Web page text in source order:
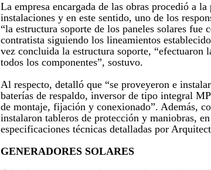
La empresa encargada de las obras procedió a
instalaciones y en este sentido, uno de los
“la estructura soporte de los paneles solares fue
contratista siguiendo los lineamientos
vez concluida la estructura soporte, “efectuaron
todos los componentes”, sostuvo.
Al respecto, detalló que “se proveyeron e
baterías de respaldo, inversor de tipo integral
de montaje, fijación y conexionado”. Además,
instalaron tableros de protección y maniobras,
especificaciones técnicas detalladas por
GENERADORES SOLARES